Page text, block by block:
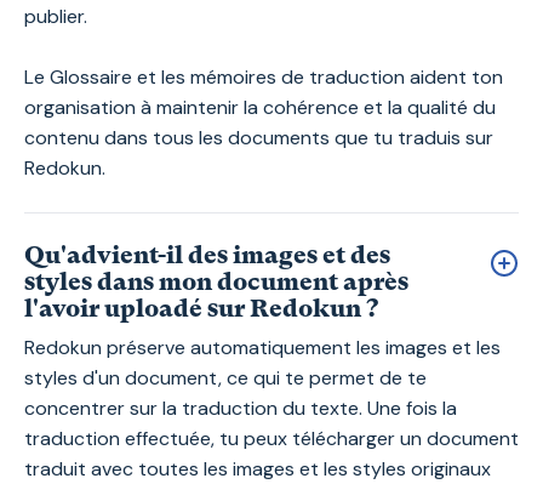
publier.
Le Glossaire et les mémoires de traduction aident ton
organisation à maintenir la cohérence et la qualité du
contenu dans tous les documents que tu traduis sur
Redokun.
Qu'advient-il des images et des
styles dans mon document après
l'avoir uploadé sur Redokun ?
Redokun préserve automatiquement les images et les
styles d'un document, ce qui te permet de te
concentrer sur la traduction du texte. Une fois la
traduction effectuée, tu peux télécharger un document
traduit avec toutes les images et les styles originaux